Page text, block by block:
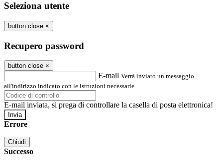
Seleziona utente
button close ×
Recupero password
button close ×
E-mail Verrà inviato un messaggio
all'indirizzo indicato con le istruzioni necessarie.
E-mail inviata, si prega di controllare la casella di posta elettronica!
Errore
Chiudi
Successo